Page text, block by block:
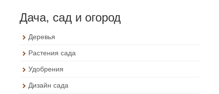
Дача, сад и огород
Деревья
Растения сада
Удобрения
Дизайн сада